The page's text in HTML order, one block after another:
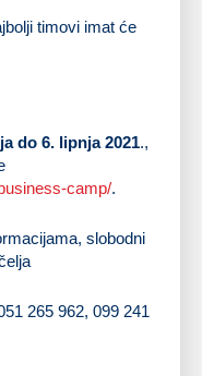
timovi imat će
do 6. lipnja 2021.,
camp/.
slobodni
265 962, 099 241